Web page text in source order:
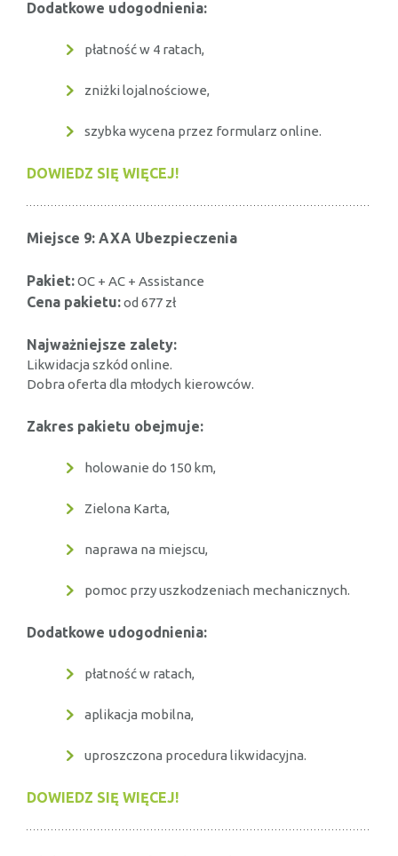
Dodatkowe udogodnienia:
płatność w 4 ratach,
zniżki lojalnościowe,
szybka wycena przez formularz online.
DOWIEDZ SIĘ WIĘCEJ!
Miejsce 9: AXA Ubezpieczenia
Pakiet:OC + AC + Assistance
Cena pakietu:od 677 zł
Najważniejsze zalety:
Likwidacja szkód online.
Dobra oferta dla młodych kierowców.
Zakres pakietu obejmuje:
holowanie do 150 km,
Zielona Karta,
naprawa na miejscu,
pomoc przy uszkodzeniach mechanicznych.
Dodatkowe udogodnienia:
płatność w ratach,
aplikacja mobilna,
uproszczona procedura likwidacyjna.
DOWIEDZ SIĘ WIĘCEJ!